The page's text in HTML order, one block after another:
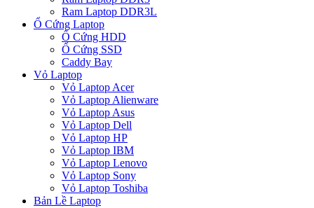
Ram Laptop DDR3L
Ổ Cứng Laptop
Ổ Cứng HDD
Ổ Cứng SSD
Caddy Bay
Vỏ Laptop
Vỏ Laptop Acer
Vỏ Laptop Alienware
Vỏ Laptop Asus
Vỏ Laptop Dell
Vỏ Laptop HP
Vỏ Laptop IBM
Vỏ Laptop Lenovo
Vỏ Laptop Sony
Vỏ Laptop Toshiba
Bản Lề Laptop